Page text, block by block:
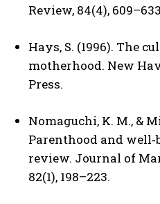
Review, 84(4),
Hays, S. (1996). The
motherhood. New
Press.
Nomaguchi, K. M., &
Parenthood and
review. Journal of
82(1), 198–223.